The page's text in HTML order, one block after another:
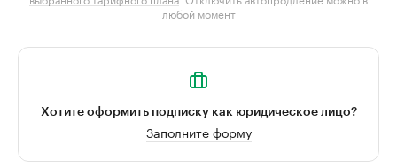
любой момент
Хотите оформить подписку как юридическое лицо?
Заполните форму